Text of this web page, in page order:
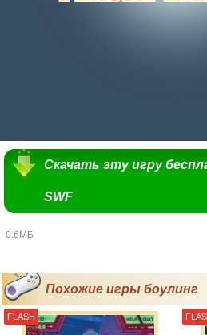
Скачать эту игру
SWF
0.6МБ
Похожие игры боулинг
FLASH